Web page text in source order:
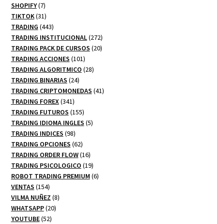
productos
SHOPIFY 77
productos
TIKTOK 3131
productos
TRADING 443443
productos
TRADING INSTITUCIONAL 272272
productos
TRADING PACK DE CURSOS 2020
TRADING ACCIONES 101101
productos
TRADING ALGORITMICO 2828
TRADING BINARIAS 2424
productos
TRADING CRIPTOMONEDAS 4141
TRADING FOREX 341341
productos
TRADING FUTUROS 155155
productos
TRADING IDIOMA INGLES 55
TRADING INDICES 9898
productos
TRADING OPCIONES 6262
productos
TRADING ORDER FLOW 1616
productos
TRADING PSICOLOGICO 1919
productos
ROBOT TRADING PREMIUM 66
VENTAS 154154
productos
VILMA NUÑEZ 88
WHATSAPP 2020
YOUTUBE 5252